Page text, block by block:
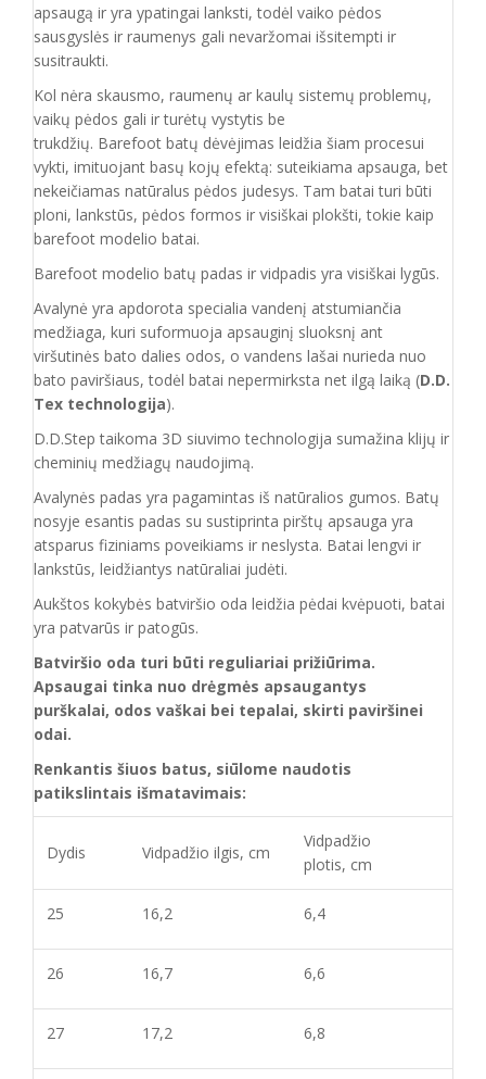
apsaugą ir yra ypatingai lanksti, todėl vaiko pėdos
sausgyslės ir raumenys gali nevaržomai išsitempti ir
susitraukti.
Kol nėra skausmo, raumenų ar kaulų sistemų problemų,
vaikų pėdos gali ir turėtų vystytis be
trukdžių. Barefoot batų dėvėjimas leidžia šiam procesui
vykti, imituojant basų kojų efektą: suteikiama apsauga, bet
nekeičiamas natūralus pėdos judesys. Tam batai turi būti
ploni, lankstūs, pėdos formos ir visiškai plokšti, tokie kaip
barefoot modelio batai.
Barefoot modelio batų padas ir vidpadis yra visiškai lygūs.
Avalynė yra apdorota specialia vandenį atstumiančia
medžiaga, kuri suformuoja apsauginį sluoksnį ant
viršutinės bato dalies odos, o vandens lašai nurieda nuo
bato paviršiaus, todėl batai nepermirksta net ilgą laiką (D.D.
Tex technologija).
D.D.Step taikoma 3D siuvimo technologija sumažina klijų ir
cheminių medžiagų naudojimą.
Avalynės padas yra pagamintas iš natūralios gumos. Batų
nosyje esantis padas su sustiprinta pirštų apsauga yra
atsparus fiziniams poveikiams ir neslysta. Batai lengvi ir
lankstūs, leidžiantys natūraliai judėti.
Aukštos kokybės batviršio oda leidžia pėdai kvėpuoti, batai
yra patvarūs ir patogūs.
Batviršio oda turi būti reguliariai prižiūrima.
Apsaugai tinka nuo drėgmės apsaugantys
purškalai, odos vaškai bei tepalai, skirti paviršinei
odai.
Renkantis šiuos batus, siūlome naudotis
patikslintais išmatavimais:
Dydis Vidpadžio ilgis, cm
Vidpadžio
plotis, cm
25 16,2 6,4
26 16,7 6,6
27 17,2 6,8